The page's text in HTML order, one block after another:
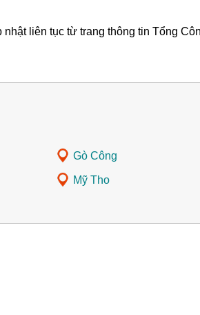
liên tục từ trang thông tin Tổng
Gò Công
Mỹ Tho